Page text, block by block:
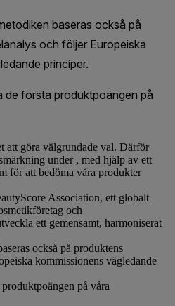
att göra välgrundade val. Därför
under , med hjälp av ett
för att bedöma våra produkter
Association, ett globalt
och
ett gemensamt, harmoniserat
också på produktens
kommissionens vägledande
på våra